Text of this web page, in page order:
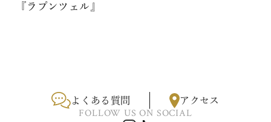
『ラプンツェル』
よくある質問 アクセス
FOLLOW US ON SOCIAL